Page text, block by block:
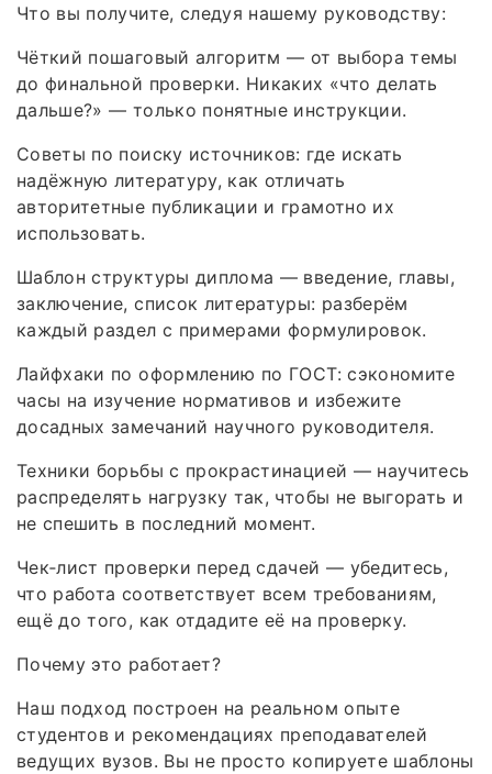
Что вы получите, следуя нашему руководству:
Чёткий пошаговый алгоритм — от выбора темы
до финальной проверки. Никаких «что делать
дальше?» — только понятные инструкции.
Советы по поиску источников: где искать
надёжную литературу, как отличать
авторитетные публикации и грамотно их
использовать.
Шаблон структуры диплома — введение, главы,
заключение, список литературы: разберём
каждый раздел с примерами формулировок.
Лайфхаки по оформлению по ГОСТ: сэкономите
часы на изучение нормативов и избежите
досадных замечаний научного руководителя.
Техники борьбы с прокрастинацией — научитесь
распределять нагрузку так, чтобы не выгорать и
не спешить в последний момент.
Чек‑лист проверки перед сдачей — убедитесь,
что работа соответствует всем требованиям,
ещё до того, как отдадите её на проверку.
Почему это работает?
Наш подход построен на реальном опыте
студентов и рекомендациях преподавателей
ведущих вузов. Вы не просто копируете шаблоны